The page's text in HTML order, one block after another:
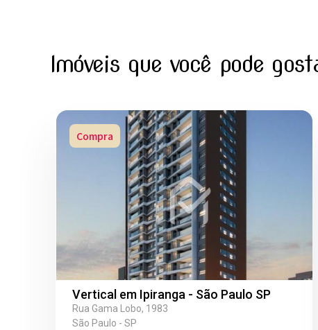
Imóveis que você pode
Compra
Vertical em Ipiranga - São Paulo SP
Rua Gama Lobo, 1983
São Paulo - SP